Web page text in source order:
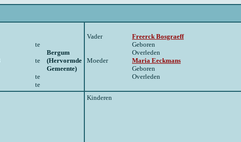
te
te
Bergum
(Hervormde
Gemeente)
te
te
Vader
Freerck Bosgraeff
Geboren
Overleden
Moeder
Maria Eeckmans
Geboren
Overleden
Kinderen